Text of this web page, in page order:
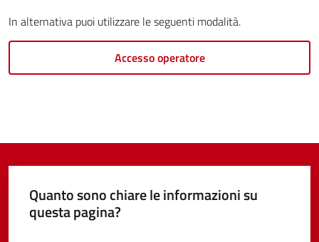
In alternativa puoi utilizzare le seguenti modalità.
Accesso operatore
Quanto sono chiare le informazioni su
questa pagina?